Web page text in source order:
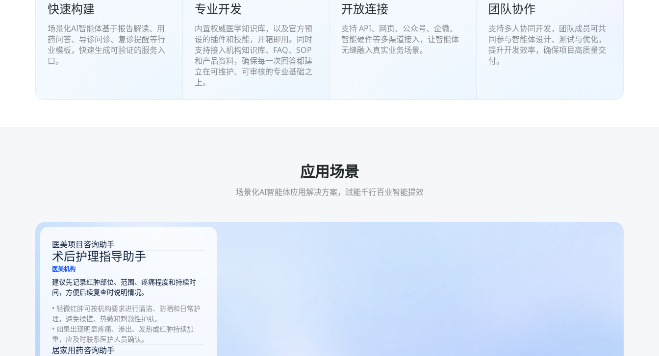
快速构建
场景化AI智能体基于报告解读、用
药问答、导诊问诊、复诊提醒等行
业模板，快速生成可验证的服务入
口。
专业开发
内置权威医学知识库，以及官方预
设的插件和技能，开箱即用。同时
支持接入机构知识库、FAQ、SOP
和产品资料，确保每一次回答都建
立在可维护、可审核的专业基础之
上。
开放连接
支持 API、网页、公众号、企微、
智能硬件等多渠道接入，让智能体
无缝融入真实业务场景。
团队协作
支持多人协同开发，团队成员可共
同参与智能体设计、测试与优化，
提升开发效率，确保项目高质量交
付。
应用场景
场景化AI智能体应用解决方案，赋能千行百业智能提效
医美项目咨询助手
术后护理指导助手
医美机构
建议先记录红肿部位、范围、疼痛程度和持续时
间，方便后续复查时说明情况。
• 轻微红肿可按机构要求进行清洁、防晒和日常护
理，避免揉搓、热敷和刺激性护肤。
• 如果出现明显疼痛、渗出、发热或红肿持续加
重，应及时联系医护人员确认。
居家用药咨询助手